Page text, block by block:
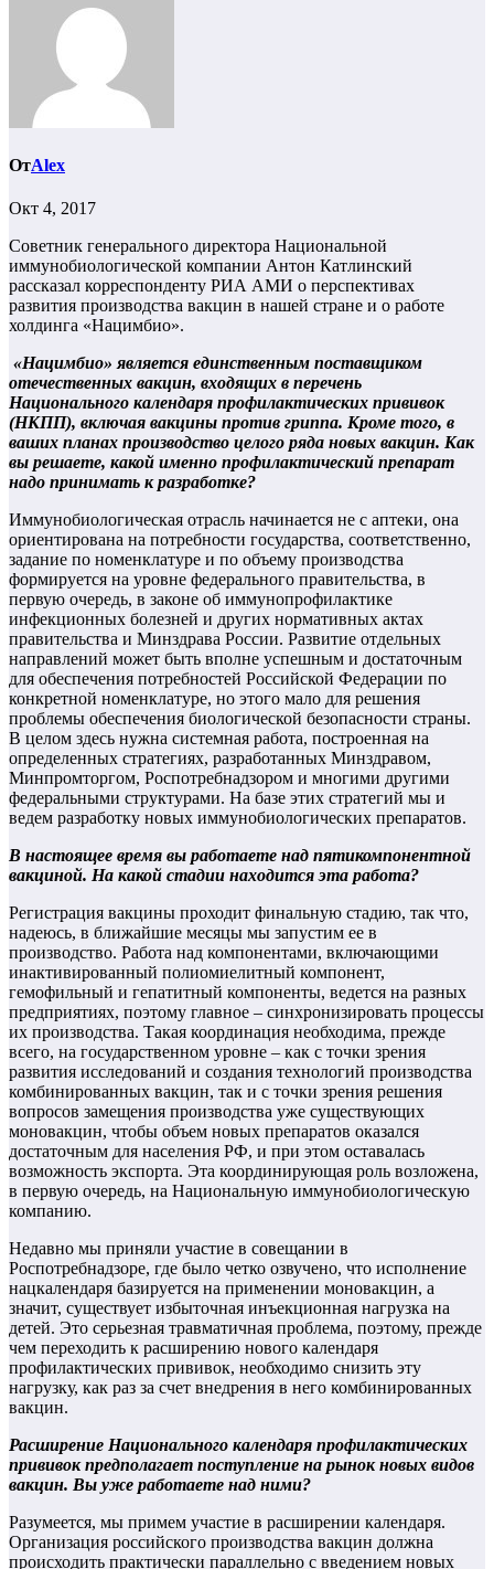
ОтAlex
Окт 4, 2017
Советник генерального директора Национальной
иммунобиологической компании Антон Катлинский
рассказал корреспонденту РИА АМИ о перспективах
развития производства вакцин в нашей стране и о работе
холдинга «Нацимбио».
«Нацимбио» является единственным поставщиком
отечественных вакцин, входящих в перечень
Национального календаря профилактических прививок
(НКПП), включая вакцины против гриппа. Кроме того, в
ваших планах производство целого ряда новых вакцин. Как
вы решаете, какой именно профилактический препарат
надо принимать к разработке?
Иммунобиологическая отрасль начинается не с аптеки, она
ориентирована на потребности государства, соответственно,
задание по номенклатуре и по объему производства
формируется на уровне федерального правительства, в
первую очередь, в законе об иммунопрофилактике
инфекционных болезней и других нормативных актах
правительства и Минздрава России. Развитие отдельных
направлений может быть вполне успешным и достаточным
для обеспечения потребностей Российской Федерации по
конкретной номенклатуре, но этого мало для решения
проблемы обеспечения биологической безопасности страны.
В целом здесь нужна системная работа, построенная на
определенных стратегиях, разработанных Минздравом,
Минпромторгом, Роспотребнадзором и многими другими
федеральными структурами. На базе этих стратегий мы и
ведем разработку новых иммунобиологических препаратов.
В настоящее время вы работаете над пятикомпонентной
вакциной. На какой стадии находится эта работа?
Регистрация вакцины проходит финальную стадию, так что,
надеюсь, в ближайшие месяцы мы запустим ее в
производство. Работа над компонентами, включающими
инактивированный полиомиелитный компонент,
гемофильный и гепатитный компоненты, ведется на разных
предприятиях, поэтому главное – синхронизировать процессы
их производства. Такая координация необходима, прежде
всего, на государственном уровне – как с точки зрения
развития исследований и создания технологий производства
комбинированных вакцин, так и с точки зрения решения
вопросов замещения производства уже существующих
моновакцин, чтобы объем новых препаратов оказался
достаточным для населения РФ, и при этом оставалась
возможность экспорта. Эта координирующая роль возложена,
в первую очередь, на Национальную иммунобиологическую
компанию.
Недавно мы приняли участие в совещании в
Роспотребнадзоре, где было четко озвучено, что исполнение
нацкалендаря базируется на применении моновакцин, а
значит, существует избыточная инъекционная нагрузка на
детей. Это серьезная травматичная проблема, поэтому, прежде
чем переходить к расширению нового календаря
профилактических прививок, необходимо снизить эту
нагрузку, как раз за счет внедрения в него комбинированных
вакцин.
Расширение Национального календаря профилактических
прививок предполагает поступление на рынок новых видов
вакцин. Вы уже работаете над ними?
Разумеется, мы примем участие в расширении календаря.
Организация российского производства вакцин должна
происходить практически параллельно с введением новых